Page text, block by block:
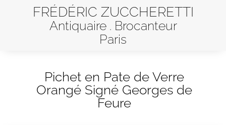
FRÉDÉRIC ZUCCHERETTI
Antiquaire . Brocanteur
Paris
Pichet en Pate de Verre
Orangé Signé Georges de
Feure